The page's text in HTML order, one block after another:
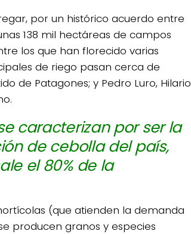
por un histórico acuerdo entre
138 mil hectáreas de campos
los que han florecido varias
de riego pasan cerca de
de Patagones; y Pedro Luro, Hilario
caracterizan por ser la
de cebolla del país,
el 80% de la
(que atienden la demanda
producen granos y especies